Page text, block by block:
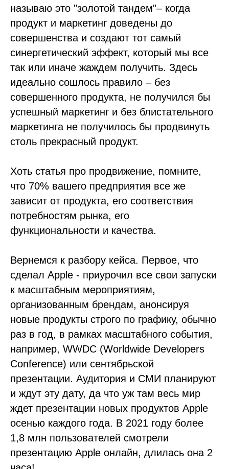
называю это "золотой тандем"– когда
продукт и маркетинг доведены до
совершенства и создают тот самый
синергетический эффект, который мы все
так или иначе жаждем получить. Здесь
идеально сошлось правило – без
совершенного продукта, не получился бы
успешный маркетинг и без блистательного
маркетинга не получилось бы продвинуть
столь прекрасный продукт.
Хоть статья про продвижение, помните,
что 70% вашего предприятия все же
зависит от продукта, его соответствия
потребностям рынка, его
функциональности и качества.
Вернемся к разбору кейса. Первое, что
сделал Apple - приурочил все свои запуски
к масштабным мероприятиям,
организованным брендам, анонсируя
новые продукты строго по графику, обычно
раз в год, в рамках масштабного события,
например, WWDC (Worldwide Developers
Conference) или сентябрьской
презентации. Аудитория и СМИ планируют
и ждут эту дату, да что уж там весь мир
ждет презентации новых продуктов Apple
осенью каждого года. В 2021 году более
1,8 млн пользователей смотрели
презентацию Apple онлайн, длилась она 2